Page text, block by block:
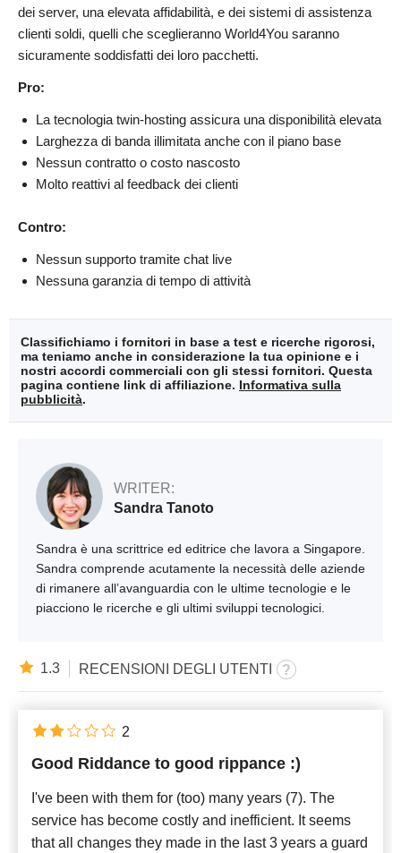
dei server, una elevata affidabilità, e dei sistemi di assistenza
clienti soldi, quelli che sceglieranno World4You saranno
sicuramente soddisfatti dei loro pacchetti.
Pro:
La tecnologia twin-hosting assicura una disponibilità elevata
Larghezza di banda illimitata anche con il piano base
Nessun contratto o costo nascosto
Molto reattivi al feedback dei clienti
Contro:
Nessun supporto tramite chat live
Nessuna garanzia di tempo di attività
Classifichiamo i fornitori in base a test e ricerche rigorosi,
ma teniamo anche in considerazione la tua opinione e i
nostri accordi commerciali con gli stessi fornitori. Questa
pagina contiene link di affiliazione. Informativa sulla
pubblicità.
WRITER:
Sandra Tanoto
Sandra è una scrittrice ed editrice che lavora a Singapore.
Sandra comprende acutamente la necessità delle aziende
di rimanere all’avanguardia con le ultime tecnologie e le
piacciono le ricerche e gli ultimi sviluppi tecnologici.
1.3 RECENSIONI DEGLI UTENTI
Good Riddance to good rippance :)
I've been with them for (too) many years (7). The
service has become costly and inefficient. It seems
that all changes they made in the last 3 years a guard
2